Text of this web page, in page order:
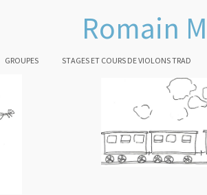
Romain
GROUPES STAGES ET COURS DE VIOLONS TRAD